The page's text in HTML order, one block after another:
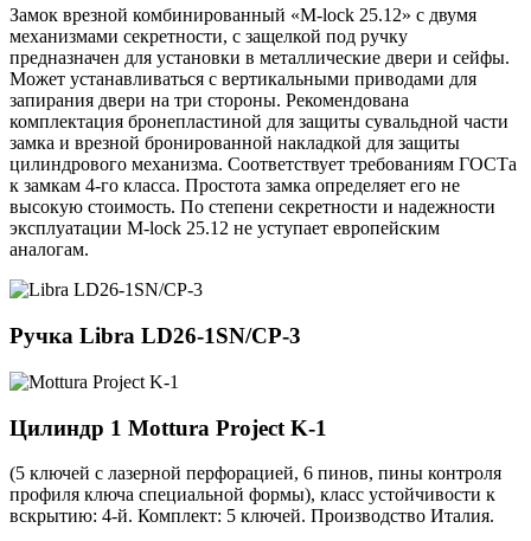
Замок врезной комбинированный «M-lock 25.12» с двумя
механизмами секретности, с защелкой под ручку
предназначен для установки в металлические двери и сейфы.
Может устанавливаться с вертикальными приводами для
запирания двери на три стороны. Рекомендована
комплектация бронепластиной для защиты сувальдной части
замка и врезной бронированной накладкой для защиты
цилиндрового механизма. Соответствует требованиям ГОСТа
к замкам 4-го класса. Простота замка определяет его не
высокую стоимость. По степени секретности и надежности
эксплуатации M-lock 25.12 не уступает европейским
аналогам.
Ручка Libra LD26-1SN/CP-3
Цилиндр 1 Mottura Project K-1
(5 ключей с лазерной перфорацией, 6 пинов, пины контроля
профиля ключа специальной формы), класс устойчивости к
вскрытию: 4-й. Комплект: 5 ключей. Производство Италия.